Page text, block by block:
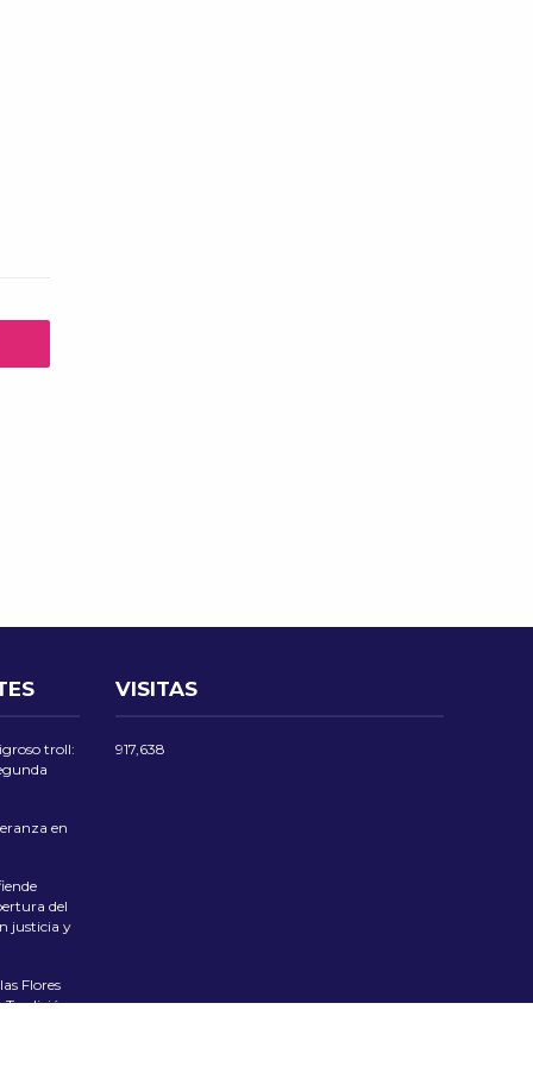
troll:
en
del
justicia y
Flores
Tradición
VISITAS
917,638